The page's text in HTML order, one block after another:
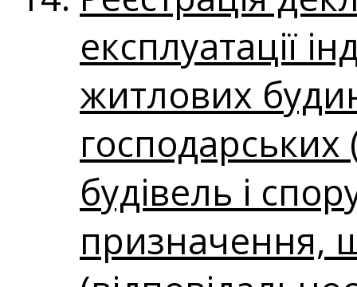
експлуатації
житлових
господарських
будівель і
призначення,